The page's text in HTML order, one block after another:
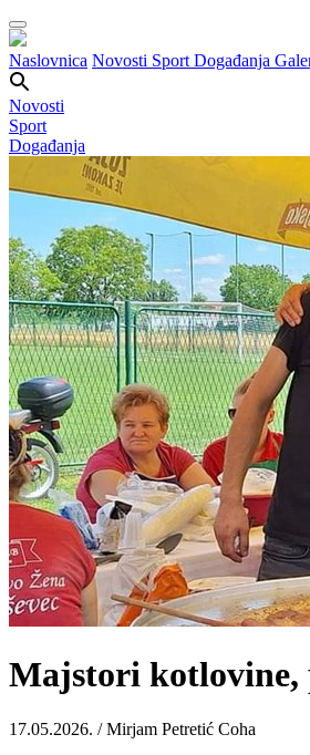
Naslovnica Novosti Sport Događanja
Novosti
Sport
Događanja
Majstori kotlovine,
17.05.2026. / Mirjam Petretić Coha